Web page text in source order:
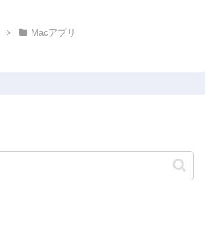
Macアプリ